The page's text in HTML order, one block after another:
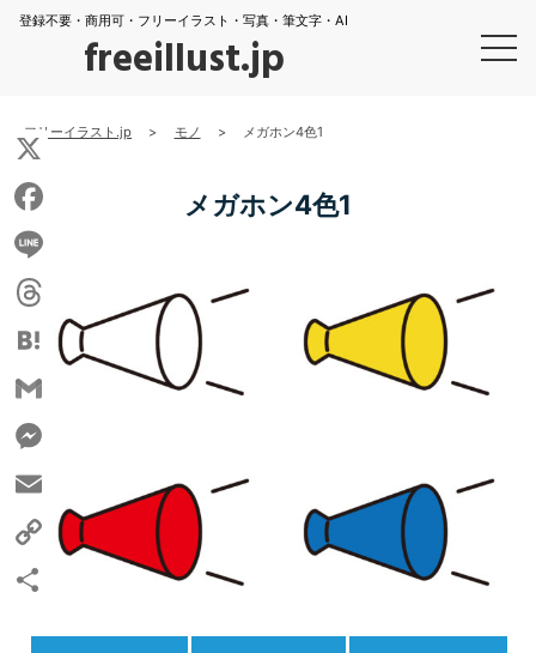
登録不要・商用可・フリーイラスト・写真・筆文字・AI
freeillust.jp
フリーイラスト.jp > モノ > メガホン4色1
メガホン4色1
X
Facebook
Line
Threads
Hatena
Gmail
Messenger
Email
Copy